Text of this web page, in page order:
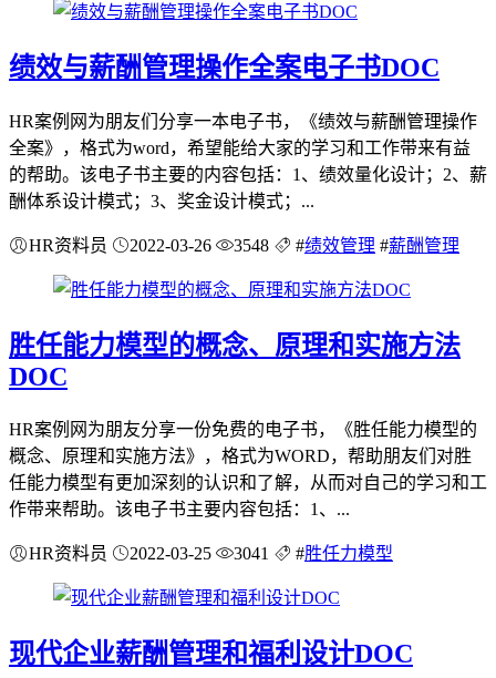
绩效与薪酬管理操作全案电子书DOC
HR案例网为朋友们分享一本电子书，《绩效与薪酬管理操作
全案》，格式为word，希望能给大家的学习和工作带来有益
的帮助。该电子书主要的内容包括：1、绩效量化设计；2、薪
酬体系设计模式；3、奖金设计模式；...
HR资料员 2022-03-26 3548 #绩效管理 #薪酬管理
胜任能力模型的概念、原理和实施方法
DOC
HR案例网为朋友分享一份免费的电子书，《胜任能力模型的
概念、原理和实施方法》，格式为WORD，帮助朋友们对胜
任能力模型有更加深刻的认识和了解，从而对自己的学习和工
作带来帮助。该电子书主要内容包括：1、...
HR资料员 2022-03-25 3041 #胜任力模型
现代企业薪酬管理和福利设计DOC